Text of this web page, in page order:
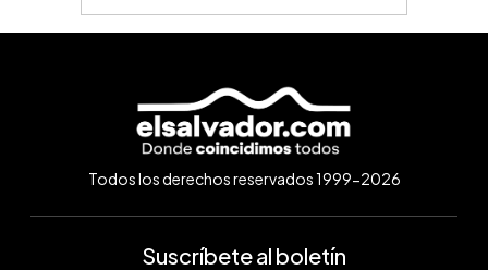
Todos los derechos reservados 1999-2026
Suscríbete al boletín